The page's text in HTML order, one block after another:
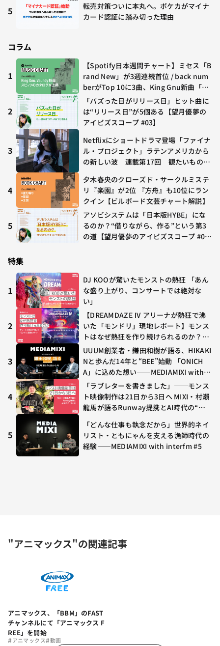
"アニマックス"の関連記事
アニマックス、「BBM」のFAST
チャンネルにて「アニマックス F
REE」を開始
#アニマックス#動画
5
転売対策ついに本丸へ。ポケカがマイナ
カード認証に踏み切った理由
コラム
1
【Spotify日本週間チャート】ミセス「B
rand New」が3週連続首位 / back num
berがTop 10に3曲、King Gnu新曲「G
O GHOST」が初登場〜集計期間：2026
年7/24〜7/30
2
「バズった日がリリース日」ヒット曲に
は“リリース日”が5個ある【望月優夢の
アイビズスコープ #03】
3
Netflixにショートドラマ登場「ファイナ
ル・プロジェクト」ラテンアメリカから
の新しい波 連載第17回 観たいものが
4
夕木春央のクローズド・サークルミステ
リ『楽園』が2位 『方舟』も10位にラン
クイン【ビルボード文芸チャート解説】
5
アソビシステムは「日本版HYBE」にな
るのか？“借りながら、作る”という第3
の道【望月優夢のアイビズスコープ #0
特集
1
DJ KOOが驚いたモンストの熱狂 「あん
な盛り上がり、コンサートでは絶対な
い」
2
【DREAMDAZE Ⅳ アリーナが熱狂で沸
いた「モンドリ」現地レポート】モンス
トはなぜ熱狂を作り続けられるのか？コ
ラボ初の“真獣神化”やDJ KOO、てつ
や、兎田ぺこら、壱百満天原サロメらも
集結
3
UUUM創業者・鎌田和樹が語る、HIKAKI
Nと歩んだ14年と“BEE”始動 「ONICH
A」に込めた想い——MEDIAMIXI with in
terfm #3
4
「ラブレターを書きました」──モンス
ト映像制作は21日から3日へ MIXI・村瀨
龍馬が語るRunway提携とAI時代の“つ
5
「どんな仕事も執念だから」世界的ネイ
リスト・ともにゃんを支える漁師時代の
経験——MEDIAMIXI with interfm #5